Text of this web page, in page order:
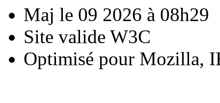
Maj le 09 2026 à 08h29
Site valide W3C
Optimisé pour Mozilla,